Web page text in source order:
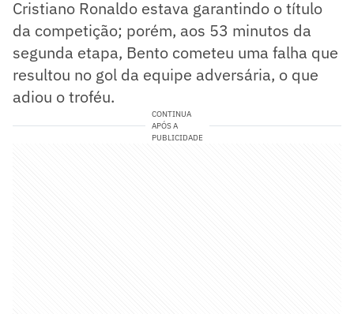
Cristiano Ronaldo estava garantindo o título
da competição; porém, aos 53 minutos da
segunda etapa, Bento cometeu uma falha que
resultou no gol da equipe adversária, o que
adiou o troféu.
CONTINUA
APÓS A
PUBLICIDADE